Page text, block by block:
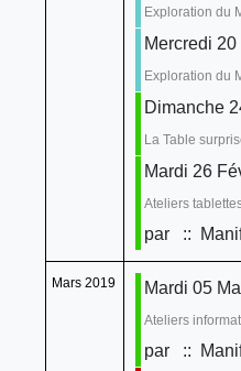
Exploration du
Mercredi
Exploration du
Dimanche
La Table
Mardi 26
Ateliers
par ::
Mars 2019 Mardi 05
Ateliers
par
::